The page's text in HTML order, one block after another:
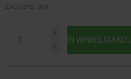
Exclusief btw.
i
h